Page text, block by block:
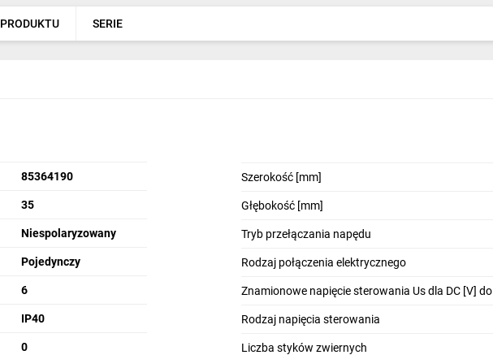
SERIE
85364190
35
Niespolaryzowany
Pojedynczy
6
IP40
0
Szerokość [mm]
Głębokość [mm]
Tryb przełączania napędu
Rodzaj połączenia elektrycznego
Znamionowe napięcie sterowania Us dla DC [V] do
Rodzaj napięcia sterowania
Liczba styków zwiernych